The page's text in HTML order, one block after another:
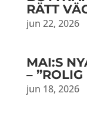
RÄTT
jun 22, 2026
MAI:S
–
jun 18, 2026